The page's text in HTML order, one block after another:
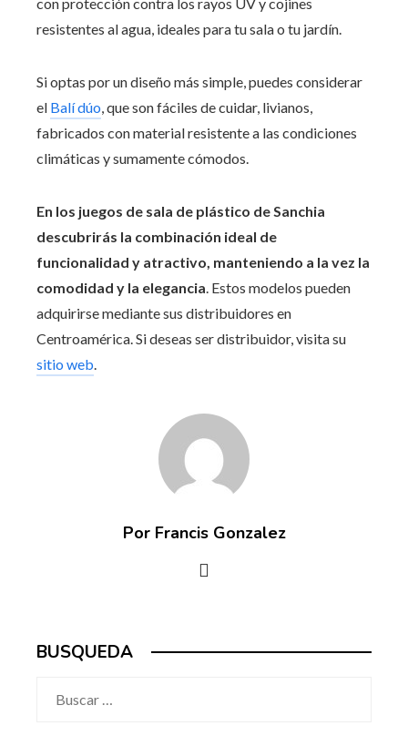
resistentes al agua, ideales para tu sala o tu jardín.
Si optas por un diseño más simple, puedes considerar
el Balí dúo, que son fáciles de cuidar, livianos,
fabricados con material resistente a las condiciones
climáticas y sumamente cómodos.
En los juegos de sala de plástico de Sanchia
descubrirás la combinación ideal de
funcionalidad y atractivo, manteniendo a la vez la
comodidad y la elegancia. Estos modelos pueden
adquirirse mediante sus distribuidores en
Centroamérica. Si deseas ser distribuidor, visita su
sitio web.
Por Francis Gonzalez
BUSQUEDA